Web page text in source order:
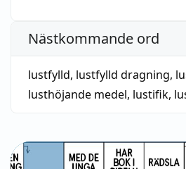
Nästkommande ord
lustfylld, lustfylld dragning,
lusthöjande medel, lustifik,